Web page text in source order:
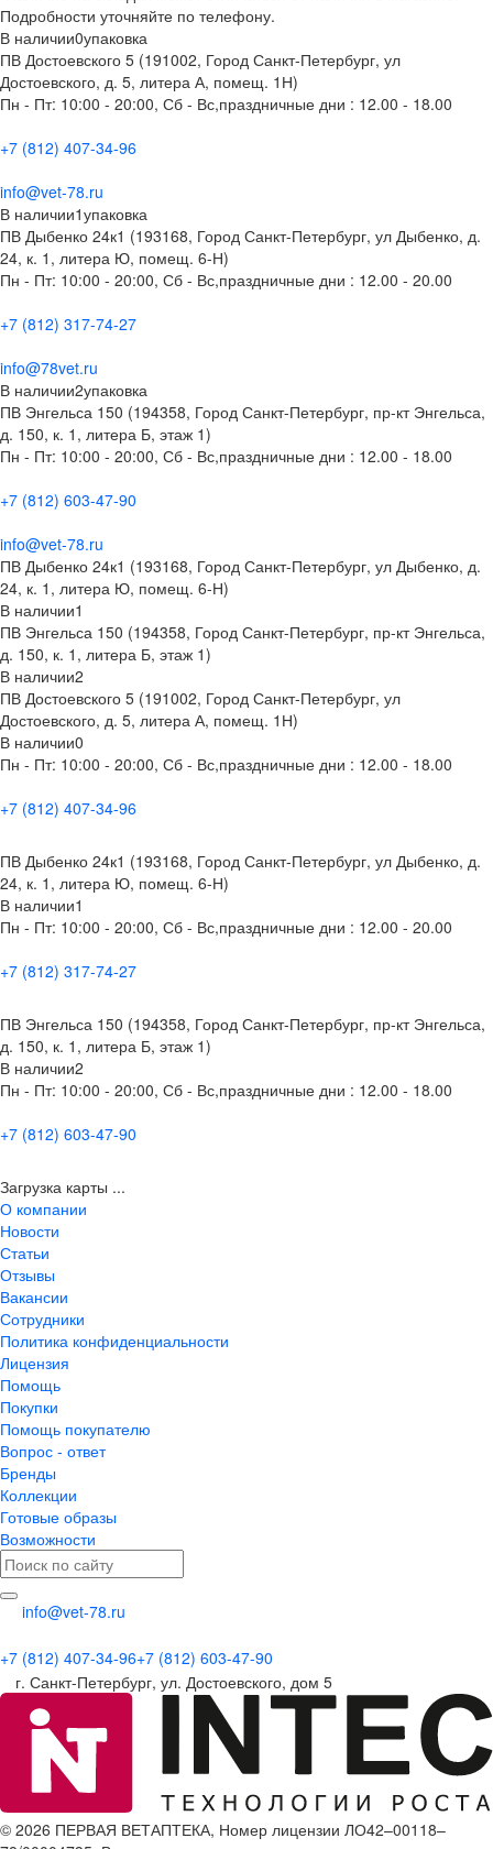
Подробности уточняйте по телефону.
В наличии0упаковка
ПВ Достоевского 5 (191002, Город Санкт-Петербург, ул
Достоевского, д. 5, литера А, помещ. 1Н)
Пн - Пт: 10:00 - 20:00, Сб - Вс,праздничные дни : 12.00 - 18.00
+7 (812) 407-34-96
info@vet-78.ru
В наличии1упаковка
ПВ Дыбенко 24к1 (193168, Город Санкт-Петербург, ул Дыбенко, д.
24, к. 1, литера Ю, помещ. 6-Н)
Пн - Пт: 10:00 - 20:00, Сб - Вс,праздничные дни : 12.00 - 20.00
+7 (812) 317-74-27
info@78vet.ru
В наличии2упаковка
ПВ Энгельса 150 (194358, Город Санкт-Петербург, пр-кт Энгельса,
д. 150, к. 1, литера Б, этаж 1)
Пн - Пт: 10:00 - 20:00, Сб - Вс,праздничные дни : 12.00 - 18.00
+7 (812) 603-47-90
info@vet-78.ru
ПВ Дыбенко 24к1 (193168, Город Санкт-Петербург, ул Дыбенко, д.
24, к. 1, литера Ю, помещ. 6-Н)
В наличии1
ПВ Энгельса 150 (194358, Город Санкт-Петербург, пр-кт Энгельса,
д. 150, к. 1, литера Б, этаж 1)
В наличии2
ПВ Достоевского 5 (191002, Город Санкт-Петербург, ул
Достоевского, д. 5, литера А, помещ. 1Н)
В наличии0
Пн - Пт: 10:00 - 20:00, Сб - Вс,праздничные дни : 12.00 - 18.00
+7 (812) 407-34-96
ПВ Дыбенко 24к1 (193168, Город Санкт-Петербург, ул Дыбенко, д.
24, к. 1, литера Ю, помещ. 6-Н)
В наличии1
Пн - Пт: 10:00 - 20:00, Сб - Вс,праздничные дни : 12.00 - 20.00
+7 (812) 317-74-27
ПВ Энгельса 150 (194358, Город Санкт-Петербург, пр-кт Энгельса,
д. 150, к. 1, литера Б, этаж 1)
В наличии2
Пн - Пт: 10:00 - 20:00, Сб - Вс,праздничные дни : 12.00 - 18.00
+7 (812) 603-47-90
Загрузка карты ...
О компании
Новости
Статьи
Отзывы
Вакансии
Сотрудники
Политика конфиденциальности
Лицензия
Помощь
Покупки
Помощь покупателю
Вопрос - ответ
Бренды
Коллекции
Готовые образы
Возможности
info@vet-78.ru
+7 (812) 407-34-96+7 (812) 603-47-90
г. Санкт-Петербург, ул. Достоевского, дом 5
© 2026 ПЕРВАЯ ВЕТАПТЕКА, Номер лицензии ЛО42–00118–